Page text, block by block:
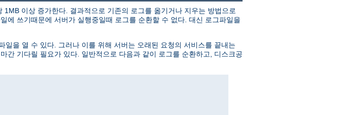
이상 증가한다. 결과적으로 기존의 로그를 옮기거나 지우는 방법으로
에 쓰기때문에 서버가 실행중일때 로그를 순환할 수 없다. 대신 로그파일을
을 열 수 있다. 그러나 이를 위해 서버는 오래된 요청의 서비스를 끝내는
간 기다릴 필요가 있다. 일반적으로 다음과 같이 로그를 순환하고, 디스크공